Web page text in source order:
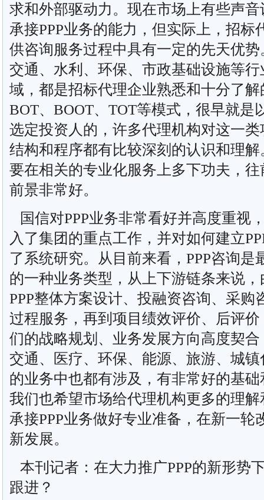
求和外部驱动力。现在市场上有些声
承接PPP业务的能力，但实际上，招标
供咨询服务过程中具有一定的先天优势
交通、水利、环保、市政基础设施等
域，都是招标代理企业熟悉和十分了
BOT、BOOT、TOT等模式，很早就是
选定投资人的，许多代理机构对这一
结构和程序都有比较深刻的认识和理
要在相关的专业化服务上多下功夫，
前景非常好。
国信对PPP业务非常看好并高度重视
入了集团的重点工作，并对如何建立
了系统研究。从目前来看，PPP咨询
的一种业务类型，从上下游链条来说
PPP整体方案设计、投融资咨询、采购
过程服务，再到项目绩效评价、后评
们的战略规划、业务发展方向高度契
交通、医疗、环保、能源、旅游、城
的业务中也都有涉及，有非常好的基
我们也希望市场给代理机构更多的理
承接PPP业务做好专业准备，在新一轮
新发展。
本刊记者：在大力推广PPP的新形势
跟进？